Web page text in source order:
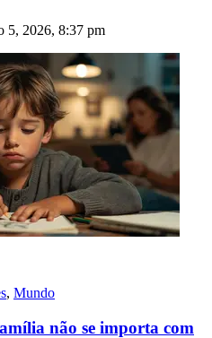
5, 2026, 8:37 pm
, Mundo
não se importa com